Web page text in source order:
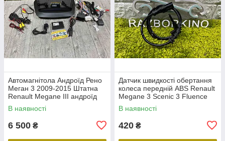
Автомагнітола Андроїд Рено
Меган 3 2009-2015 Штатна
Renault Megane III андроїд
10.0 1G RAM 16Gb ROM Wi-
Fi камера
В наявності
6 500 ₴
Датчик швидкості обертання
колеса передній ABS Renault
Megane 3 Scenic 3 Fluence
Duster Датчик ABS передній
Рено Меган 3 479109155
В наявності
420 ₴